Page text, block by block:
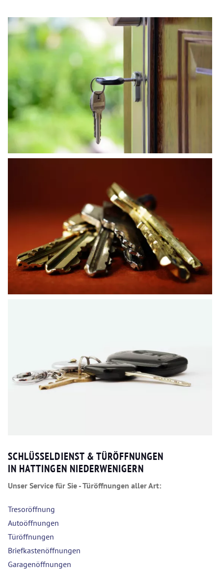
SCHLÜSSELDIENST & TÜRÖFFNUNGEN
IN HATTINGEN NIEDERWENIGERN
Unser Service für Sie - Türöffnungen aller Art:
Tresoröffnung
Autoöffnungen
Türöffnungen
Briefkastenöffnungen
Garagenöffnungen